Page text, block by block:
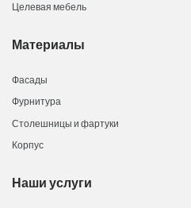
Целевая мебель
Материалы
Фасады
Фурнитура
Столешницы и фартуки
Корпус
Наши услуги